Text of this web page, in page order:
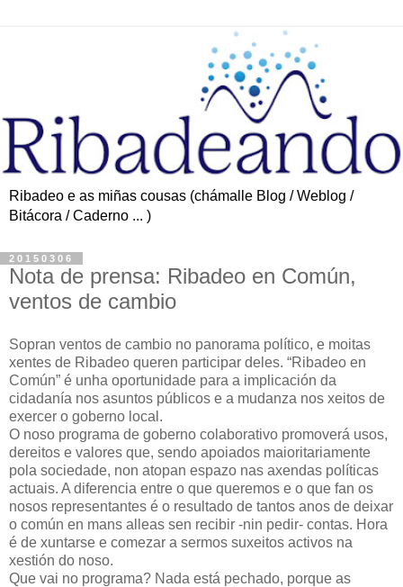
Ribadeo e as miñas cousas (chámalle Blog / Weblog /
Bitácora / Caderno ... )
20150306
Nota de prensa: Ribadeo en Común,
ventos de cambio
Sopran ventos de cambio no panorama político, e moitas
xentes de Ribadeo queren participar deles. “Ribadeo en
Común” é unha oportunidade para a implicación da
cidadanía nos asuntos públicos e a mudanza nos xeitos de
exercer o goberno local.
O noso programa de goberno colaborativo promoverá usos,
dereitos e valores que, sendo apoiados maioritariamente
pola sociedade, non atopan espazo nas axendas políticas
actuais. A diferencia entre o que queremos e o que fan os
nosos representantes é o resultado de tantos anos de deixar
o común en mans alleas sen recibir -nin pedir- contas. Hora
é de xuntarse e comezar a sermos suxeitos activos na
xestión do noso.
Que vai no programa? Nada está pechado, porque as